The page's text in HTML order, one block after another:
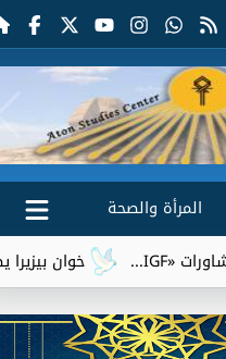
المرأة والصحة
خوان بيزيرا يطلب